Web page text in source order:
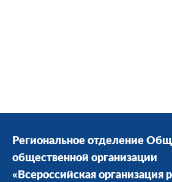
Региональное отделение
общественной организации
«Всероссийская организация